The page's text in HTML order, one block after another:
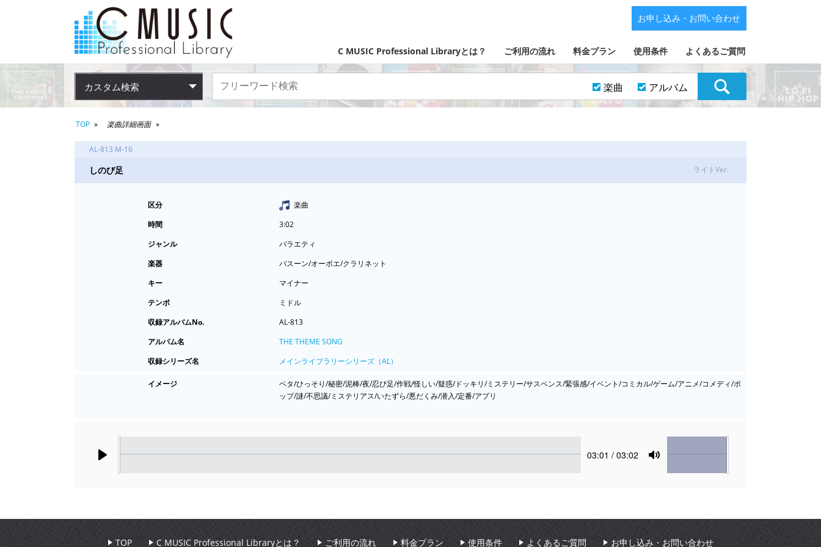
C MUSIC Professional Libraryとは？ ご利用の流れ 料金プラン 使用条件 よくあるご質問
お申し込み・お問い合わせ
カスタム検索 楽曲 アルバム
TOP 楽曲詳細画面
AL-813 M-16
しのび足 ライトVer.
区分
楽曲
時間
3:02
ジャンル
バラエティ
楽器
バスーン/オーボエ/クラリネット
キー
マイナー
テンポ
ミドル
収録アルバムNo.
AL-813
アルバム名
THE THEME SONG
収録シリーズ名
メインライブラリーシリーズ（AL）
イメージ
ベタ/ひっそり/秘密/泥棒/夜/忍び足/作戦/怪しい/疑惑/ドッキリ/ミステリー/サスペンス/緊張感/イベント/コミカル/ゲーム/アニメ/コメディ/ポ
ップ/謎/不思議/ミステリアス/いたずら/悪だくみ/潜入/定番/アプリ
Current
03:01 / 03:02
Mute
Volume
TOP C MUSIC Professional Libraryとは？ ご利用の流れ 料金プラン 使用条件 よくあるご質問 お申し込み・お問い合わせ